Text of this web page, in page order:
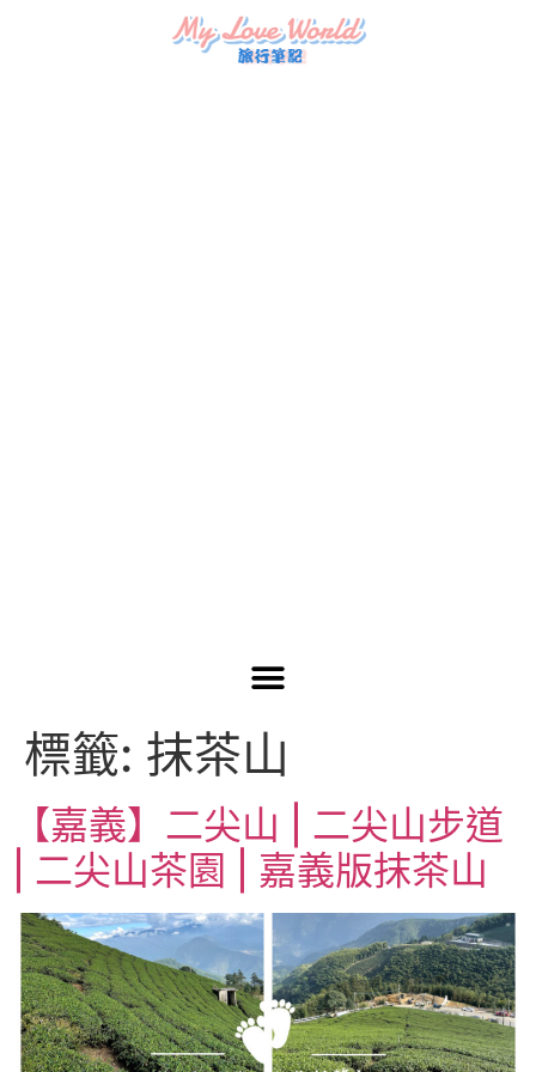
標籤: 抹茶山
【嘉義】二尖山 | 二尖山步道
| 二尖山茶園 | 嘉義版抹茶山